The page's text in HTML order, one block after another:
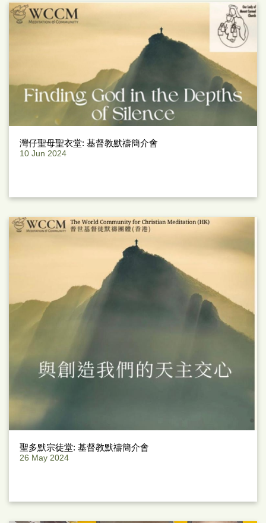
灣仔聖母聖衣堂: 基督教默禱簡介會
10 Jun 2024
聖多默宗徒堂: 基督教默禱簡介會
26 May 2024